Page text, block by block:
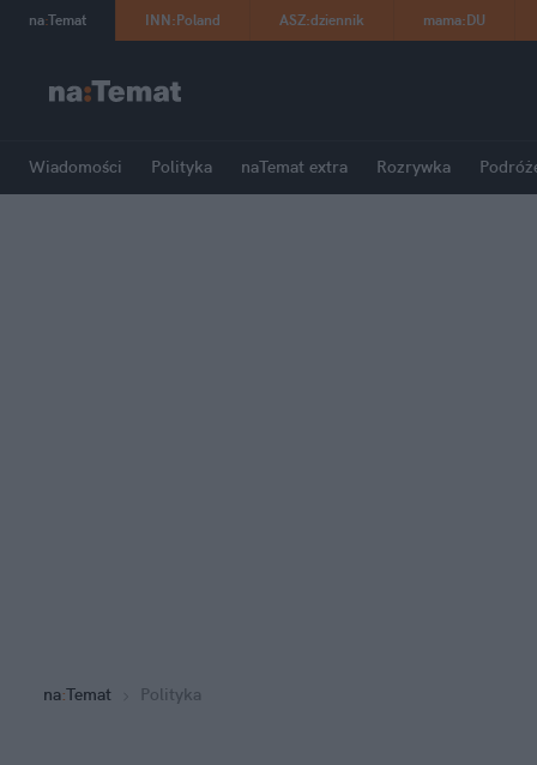
na:Temat INN:Poland ASZ:dziennik mama:DU
Wiadomości Polityka naTemat extra Rozrywka
na:Temat Polityka